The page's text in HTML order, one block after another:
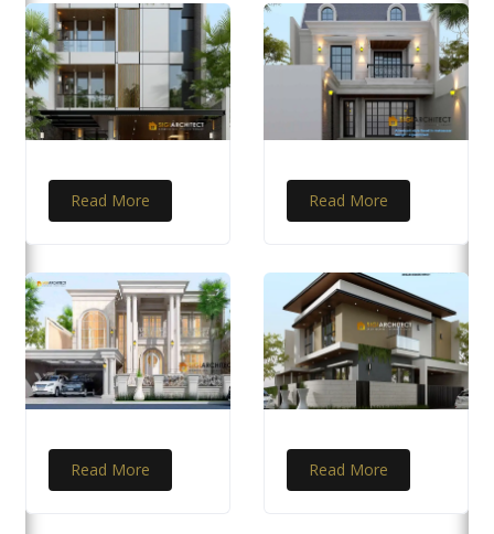
Read More Read More
Read More Read More